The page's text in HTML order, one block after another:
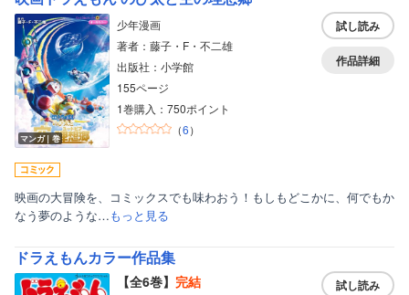
マンガ｜巻
少年漫画
著者：藤子・F・不二雄
出版社：小学館
155ページ
1巻購入：750ポイント
（6）
試し読み
作品詳細
映画の大冒険を、コミックスでも味わおう！もしもどこかに、何でもか
なう夢のような…もっと見る
ドラえもんカラー作品集
【全6巻】 完結 試し読み